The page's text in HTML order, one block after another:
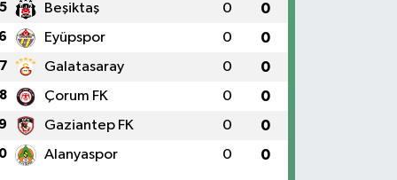
5 Beşiktaş 0 0
Eyüpspor 0 0
7 Galatasaray 0 0
8 Çorum FK 0 0
Gaziantep FK 0 0
Alanyaspor 0 0